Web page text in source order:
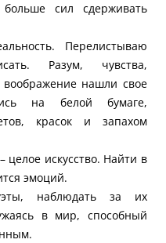
сил сдерживать
Перелистываю
Разум, чувства,
воображение нашли свое
на белой бумаге,
красок и запахом
целое искусство. Найти в
эмоций.
наблюдать за их
в мир, способный